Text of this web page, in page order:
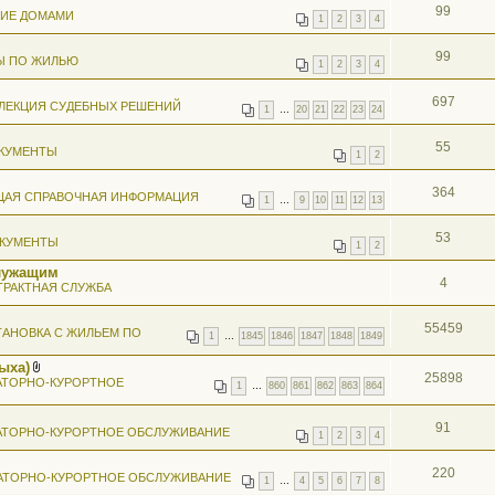
1 2 3 4
ДОМАМИ 99
1 2 3 4
ПО ЖИЛЬЮ 99
1 20 21 22 23 24
СУДЕБНЫХ РЕШЕНИЙ 697
1 2 55
1 9 10 11 12 13
СПРАВОЧНАЯ ИНФОРМАЦИЯ 364
1 2 53
СЛУЖБА 4
1 1845 1846 1847 1848 1849
С ЖИЛЬЕМ ПО
55459
В
о
е
я
1 860 861 862 863 864
КУРОРТНОЕ
25898
1 2 3 4
КУРОРТНОЕ ОБСЛУЖИВАНИЕ 91
1 4 5 6 7 8
КУРОРТНОЕ ОБСЛУЖИВАНИЕ 220